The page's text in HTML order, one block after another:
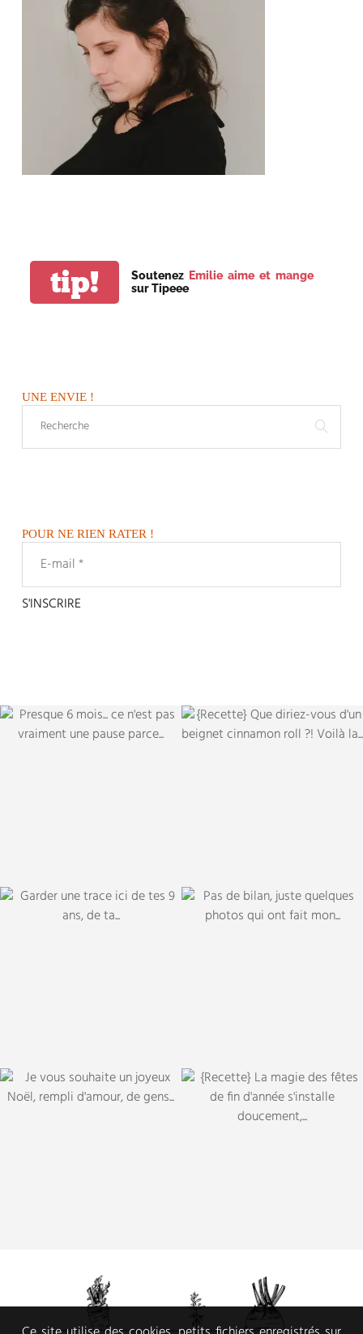
tip! Soutenez Emilie aime et mange
sur Tipeee
UNE ENVIE !
POUR NE RIEN RATER !